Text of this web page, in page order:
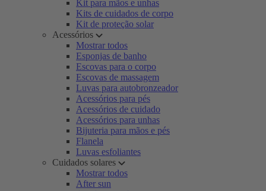
Kit para mãos e unhas
Kits de cuidados de corpo
Kit de proteção solar
Acessórios
Mostrar todos
Esponjas de banho
Escovas para o corpo
Escovas de massagem
Luvas para autobronzeador
Acessórios para pés
Acessórios de cuidado
Acessórios para unhas
Bijuteria para mãos e pés
Flanela
Luvas esfoliantes
Cuidados solares
Mostrar todos
After sun